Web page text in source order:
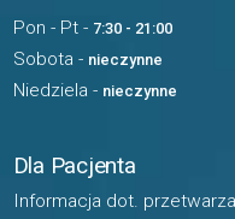
Pon - Pt - 7:30 - 21:00
Sobota - nieczynne
Niedziela - nieczynne
Dla Pacjenta
Informacja dot.